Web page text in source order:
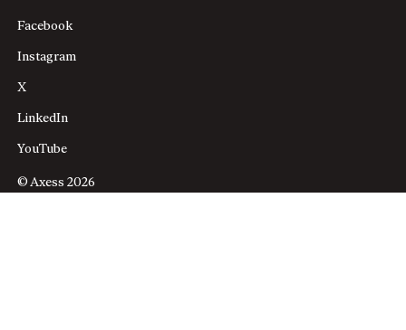
Facebook
Instagram
X
LinkedIn
YouTube
© Axess 2026